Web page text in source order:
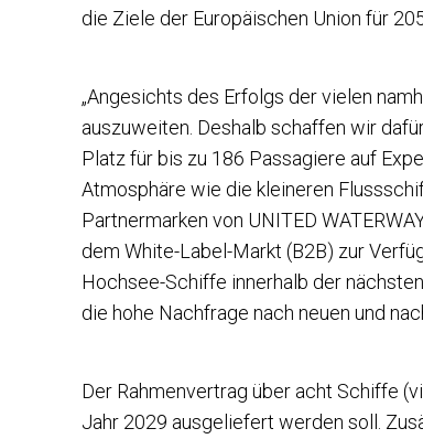
die Ziele der Europäischen Union für
„Angesichts des Erfolgs der vielen
auszuweiten. Deshalb schaffen wir
Platz für bis zu 186 Passagiere auf
Atmosphäre wie die kleineren
Partnermarken von UNITED
dem White-Label-Markt (B2B) zur
Hochsee-Schiffe innerhalb der
die hohe Nachfrage nach neuen und
Der Rahmenvertrag über acht Schiffe
Jahr 2029 ausgeliefert werden soll.